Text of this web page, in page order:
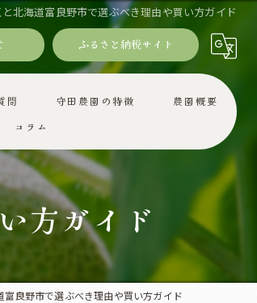
北海道富良野市で選ぶべき理由や買い方ガイド
ふるさと納税サイト
問 守田農園の特徴
ギフト
減農薬
産地直送
お取り寄せ
農園概要
コラム
方ガイド
富良野市で選ぶべき理由や買い方ガイド